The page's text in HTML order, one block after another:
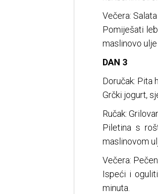
Večera:
Pomiješati
maslinovo
DAN 3
Doručak: Pita
Grčki jogurt,
Ručak:
Piletina s
maslinovom
Večera:
Ispeći i
minuta.